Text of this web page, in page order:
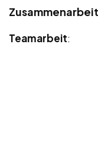
Teamarbeit: